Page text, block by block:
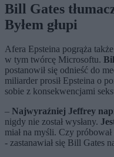
Bill Gates
Byłem głupi
Afera Epsteina pogrąża
w tym twórcę Microsoftu.
postanowił się odnieść do
miliarder prosił Epsteina o
sobie z konsekwencjami
– Najwyraźniej Jeffrey
nigdy nie został wysłany.
miał na myśli. Czy
- zastanawiał się Bill Gates